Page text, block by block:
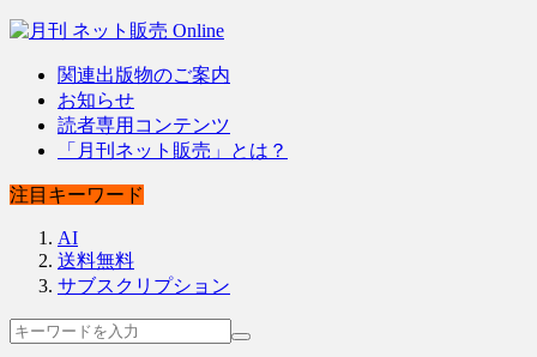
関連出版物のご案内
お知らせ
読者専用コンテンツ
「月刊ネット販売」とは？
注目キーワード
AI
送料無料
サブスクリプション